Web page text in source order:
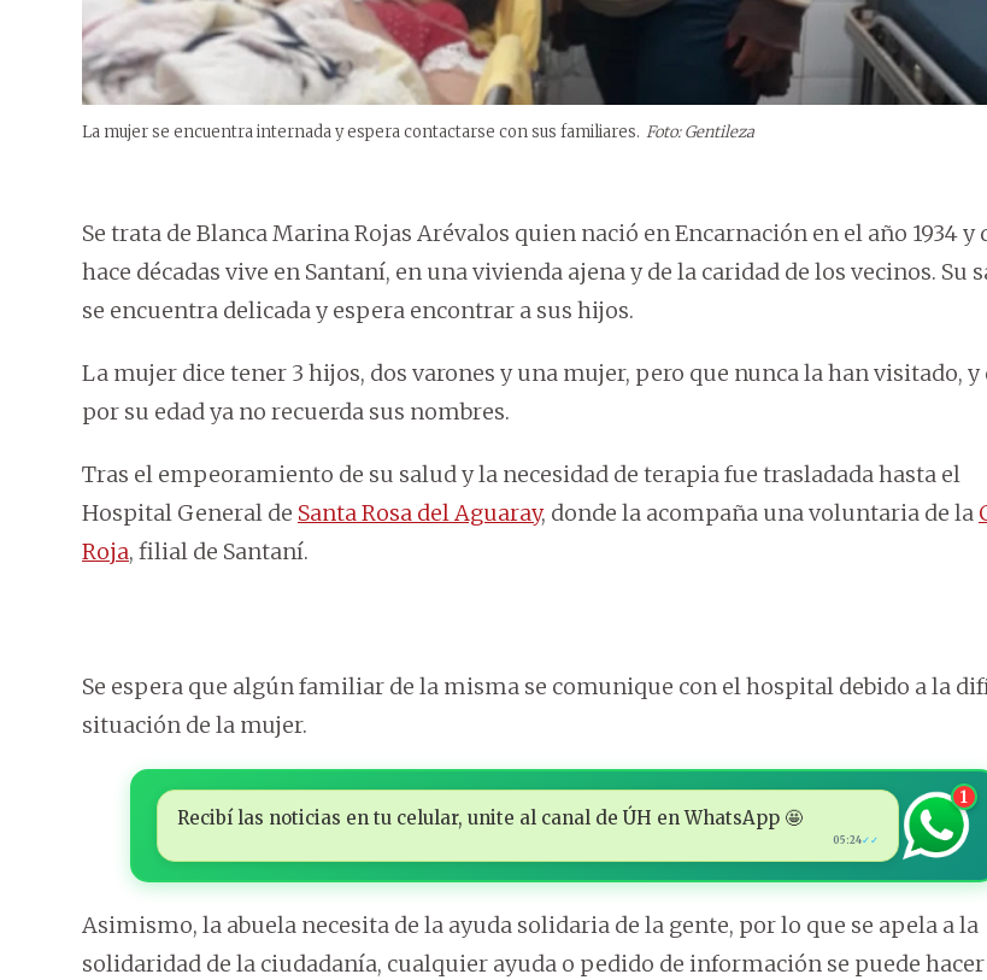
La mujer se encuentra internada y espera contactarse con sus familiares. Foto: Gentileza
Se trata de Blanca Marina Rojas Arévalos quien nació en Encarnación en el año 1934 y
hace décadas vive en Santaní, en una vivienda ajena y de la caridad de los vecinos. Su
se encuentra delicada y espera encontrar a sus hijos.
La mujer dice tener 3 hijos, dos varones y una mujer, pero que nunca la han visitado, y
por su edad ya no recuerda sus nombres.
Tras el empeoramiento de su salud y la necesidad de terapia fue trasladada hasta el
Hospital General de Santa Rosa del Aguaray, donde la acompaña una voluntaria de la
Roja, filial de Santaní.
Se espera que algún familiar de la misma se comunique con el hospital debido a la
situación de la mujer.
Recibí las noticias en tu celular, unite al canal de ÚH en WhatsApp 🤩
05:24✓✓
1
Asimismo, la abuela necesita de la ayuda solidaria de la gente, por lo que se apela a la
solidaridad de la ciudadanía, cualquier ayuda o pedido de información se puede hacer